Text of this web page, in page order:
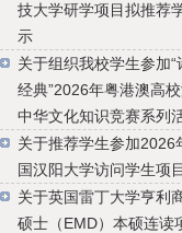
技大学研学项目拟推荐
示
关于组织我校学生参加“
经典”2026年粤港澳高
中华文化知识竞赛系列
关于推荐学生参加2026
国汉阳大学访问学生项
关于英国雷丁大学亨利
硕士（EMD）本硕连读